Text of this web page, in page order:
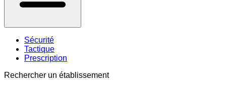
Sécurité
Tactique
Prescription
Rechercher un établissement